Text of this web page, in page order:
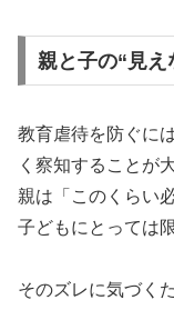
親と子の“見
教育虐待を防ぐに
く察知することが
親は「このくらい
子どもにとっては
そのズレに気づく